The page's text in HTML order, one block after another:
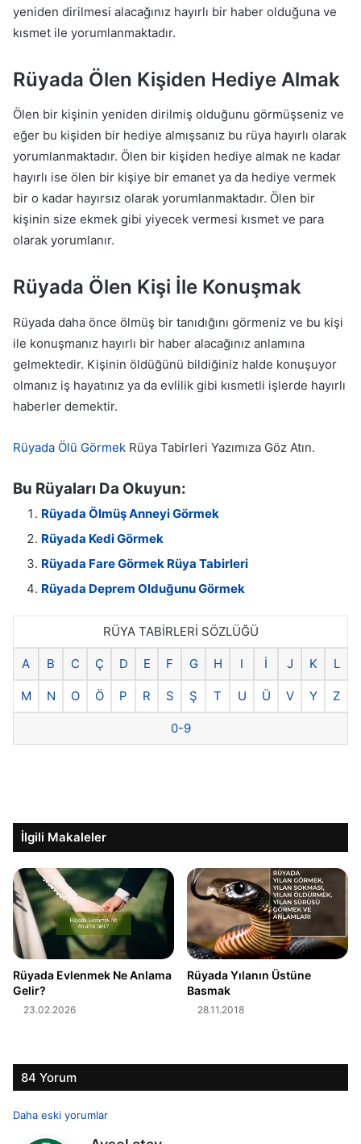
yeniden dirilmesi alacağınız hayırlı bir haber olduğuna ve
kısmet ile yorumlanmaktadır.
Rüyada Ölen Kişiden Hediye Almak
Ölen bir kişinin yeniden dirilmiş olduğunu görmüşseniz ve
eğer bu kişiden bir hediye almışsanız bu rüya hayırlı olarak
yorumlanmaktadır. Ölen bir kişiden hediye almak ne kadar
hayırlı ise ölen bir kişiye bir emanet ya da hediye vermek
bir o kadar hayırsız olarak yorumlanmaktadır. Ölen bir
kişinin size ekmek gibi yiyecek vermesi kısmet ve para
olarak yorumlanır.
Rüyada Ölen Kişi İle Konuşmak
Rüyada daha önce ölmüş bir tanıdığını görmeniz ve bu kişi
ile konuşmanız hayırlı bir haber alacağınız anlamına
gelmektedir. Kişinin öldüğünü bildiğiniz halde konuşuyor
olmanız iş hayatınız ya da evlilik gibi kısmetli işlerde hayırlı
haberler demektir.
Rüyada Ölü Görmek Rüya Tabirleri Yazımıza Göz Atın.
Bu Rüyaları Da Okuyun:
Rüyada Ölmüş Anneyi Görmek
Rüyada Kedi Görmek
Rüyada Fare Görmek Rüya Tabirleri
Rüyada Deprem Olduğunu Görmek
RÜYA TABİRLERİ SÖZLÜĞÜ
A B C Ç D E F G H I İ J K L
M N O Ö P R S Ş T U Ü V Y Z
0-9
İlgili Makaleler
Rüyada Evlenmek Ne Anlama
Gelir?
23.02.2026
Rüyada Yılanın Üstüne
Basmak
28.11.2018
84 Yorum
Y
Daha eski yorumlar